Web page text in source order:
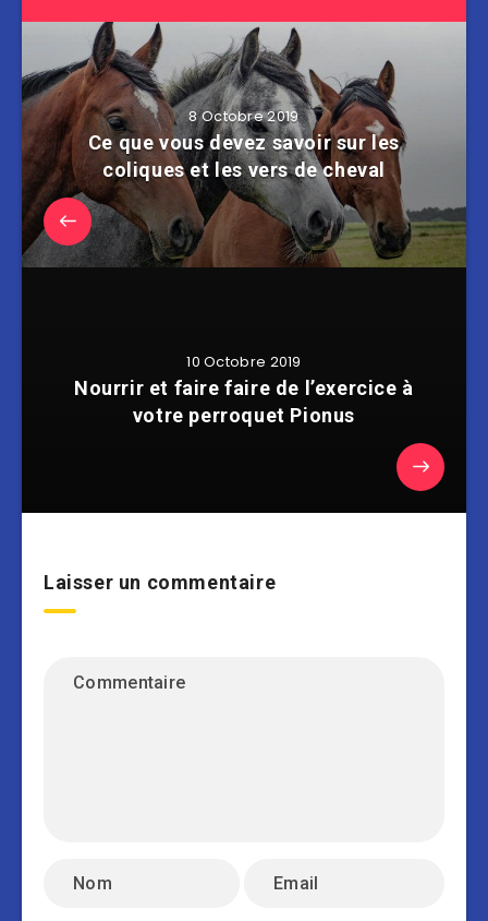
8 Octobre 2019
Ce que vous devez savoir sur les
coliques et les vers de cheval
10 Octobre 2019
Nourrir et faire faire de l’exercice à
votre perroquet Pionus
Laisser un commentaire